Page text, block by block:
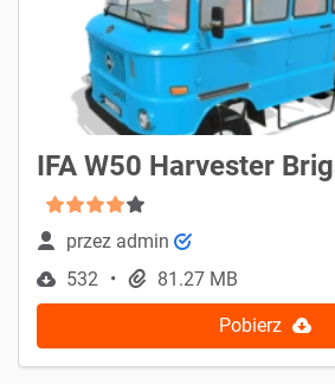
IFA W50 Harvester
przez admin
532
81.27 MB
Pobierz